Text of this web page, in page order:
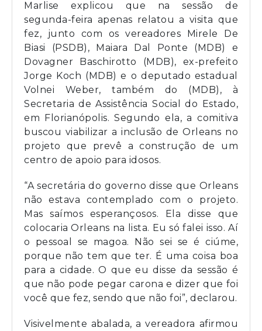
Marlise explicou que na sessão de
segunda-feira apenas relatou a visita que
fez, junto com os vereadores Mirele De
Biasi (PSDB), Maiara Dal Ponte (MDB) e
Dovagner Baschirotto (MDB), ex-prefeito
Jorge Koch (MDB) e o deputado estadual
Volnei Weber, também do (MDB), à
Secretaria de Assistência Social do Estado,
em Florianópolis. Segundo ela, a comitiva
buscou viabilizar a inclusão de Orleans no
projeto que prevê a construção de um
centro de apoio para idosos.
“A secretária do governo disse que Orleans
não estava contemplado com o projeto.
Mas saímos esperançosos. Ela disse que
colocaria Orleans na lista. Eu só falei isso. Aí
o pessoal se magoa. Não sei se é ciúme,
porque não tem que ter. É uma coisa boa
para a cidade. O que eu disse da sessão é
que não pode pegar carona e dizer que foi
você que fez, sendo que não foi”, declarou.
Visivelmente abalada, a vereadora afirmou